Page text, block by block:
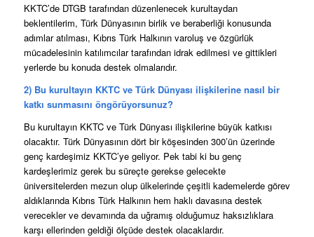
KKTC’de DTGB tarafından düzenlenecek kurultaydan
beklentilerim, Türk Dünyasının birlik ve beraberliği konusunda
adımlar atılması, Kıbrıs Türk Halkının varoluş ve özgürlük
mücadelesinin katılımcılar tarafından idrak edilmesi ve gittikleri
yerlerde bu konuda destek olmalarıdır.
2) Bu kurultayın KKTC ve Türk Dünyası ilişkilerine nasıl bir
katkı sunmasını öngörüyorsunuz?
Bu kurultayın KKTC ve Türk Dünyası ilişkilerine büyük katkısı
olacaktır. Türk Dünyasının dört bir köşesinden 300’ün üzerinde
genç kardeşimiz KKTC’ye geliyor. Pek tabi ki bu genç
kardeşlerimiz gerek bu süreçte gerekse gelecekte
üniversitelerden mezun olup ülkelerinde çeşitli kademelerde görev
aldıklarında Kıbrıs Türk Halkının hem haklı davasına destek
verecekler ve devamında da uğramış olduğumuz haksızlıklara
karşı ellerinden geldiği ölçüde destek olacaklardır.